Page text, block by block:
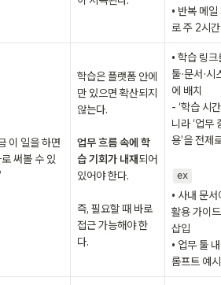
• 반복 메
로 주 2시
이 일을 하면
써볼 수 있
학습은 플랫폼 안에
만 있으면 확산되지
않는다.
업무 흐름 속에 학
습 기회가 내재되어
있어야 한다.
즉, 필요할 때 바로
접근 가능해야 한
다.
• 학습 링
툴·문서·시
에 배치
- ‘학습 시
니라 ‘업무
용’을 전제
ex
• 사내 문
활용 가이
삽입
• 업무 툴
롬프트 예